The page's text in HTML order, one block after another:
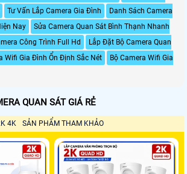
Tư Vấn Lắp Camera Gia Đình
Danh Sách Camera
Nay
Sửa Camera Quan Sát Bình Thạnh Nhanh
Công Trình Full Hd
Lắp Đặt Bộ Camera Quan
Wifi Gia Đình Ổn Định Sắc Nét
Bộ Camera Wifi Gia
QUAN SÁT GIÁ RẺ
4K SẢN PHẨM THAM KHẢO